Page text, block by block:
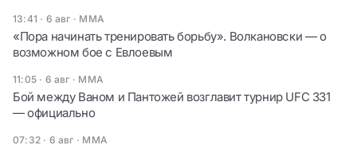
13:41 · 6 авг · ММА
«Пора начинать тренировать борьбу». Волкановски — о
возможном бое с Евлоевым
11:05 · 6 авг · ММА
Бой между Ваном и Пантожей возглавит турнир UFC 331
— официально
07:32 · 6 авг · ММА